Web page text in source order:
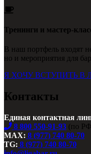
Тренинги и мастер-
В наш портфель входят
но и мероприятия для
Я ХОЧУ ВСТУПИТЬ В
Контакты
Единая контактная
8 800 550-91-93 (по
MAX: 8 (977) 740 80-70
TG: 8 (977) 740 80-70